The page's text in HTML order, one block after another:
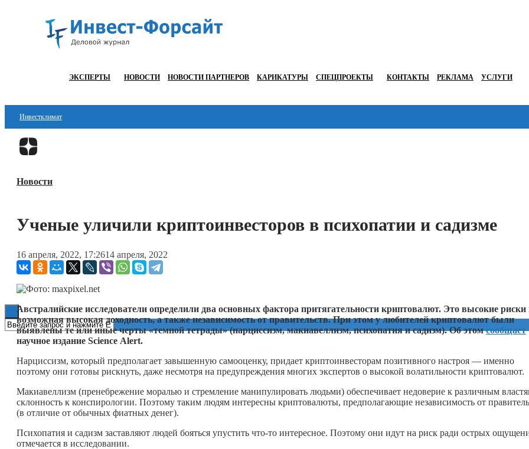
ЭКСПЕРТЫ НОВОСТИ НОВОСТИ ПАРТНЕРОВ КАРИКАТУРЫ СПЕЦПРОЕКТЫ КОНТАКТЫ РЕКЛАМА УСЛУГИ
Инвестклимат
Финансы
Блокчейн
ESG
Книги
Новости
Ученые уличили криптоинвесторов в психопатии и садизме
16 апреля, 2022, 17:2614 апреля, 2022
Австралийские исследователи определили два основных фактора притягательности криптовалют. Это высокие риски
возможная высокая доходность, а также независимость от правительств. При этом у любителей криптовалют были
выявлены те или иные черты «темной тетрады» (нарциссизм, макиавеллизм, психопатия и садизм). Об этомсообщает
научное издание Science Alert.
Нарциссизм, который предполагает завышенную самооценку, придает криптоинвесторам позитивного настроя — именно
поэтому они готовы рискнуть, даже несмотря на предупреждения многих экспертов о высокой волатильности криптовалют.
Макиавеллизм (пренебрежение моралью и стремление манипулировать людьми) обеспечивает недоверие к различным
склонность к конспирологии. Поэтому таким людям интересны криптовалюты, предполагающие независимость от
(в отличие от обычных фиатных денег).
Психопатия и садизм заставляют людей бояться упустить что-то интересное. Поэтому они идут на риск ради острых
отмечается в исследовании.